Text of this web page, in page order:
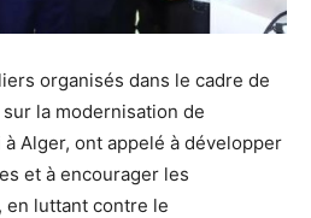
organisés dans le cadre de
la modernisation de
Alger, ont appelé à développer
et à encourager les
en luttant contre le